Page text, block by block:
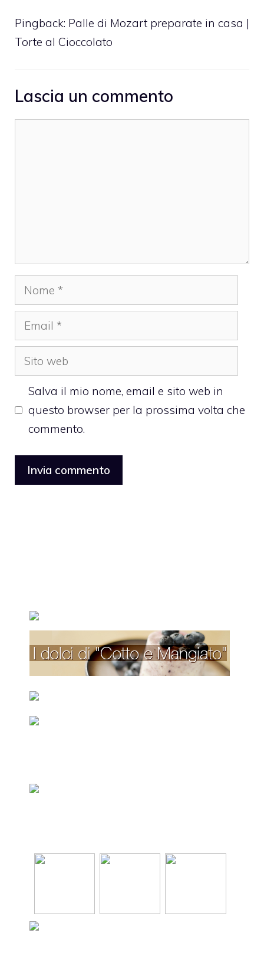
Pingback: Palle di Mozart preparate in casa |
Torte al Cioccolato
Lascia un commento
Nome
Email
Sito
web
Salva il mio nome, email e sito web in
questo browser per la prossima volta che
commento.